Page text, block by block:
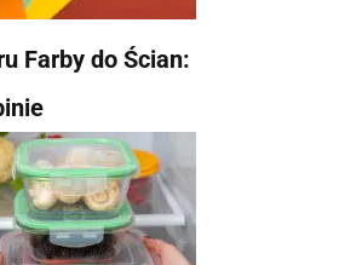
Farby do Ścian: